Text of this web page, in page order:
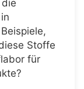
Stoffe
für